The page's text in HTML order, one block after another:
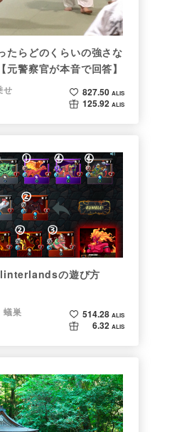
たらどのくらいの強さな
警察官が本音で回答】
せ
827.50 ALIS
125.92 ALIS
の遊び方
巣
514.28 ALIS
6.32 ALIS